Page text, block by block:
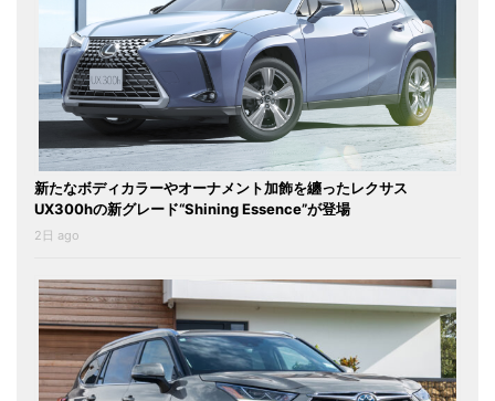
新たなボディカラーやオーナメント加飾を纏ったレクサス
UX300hの新グレード“Shining Essence”が登場
2日 ago